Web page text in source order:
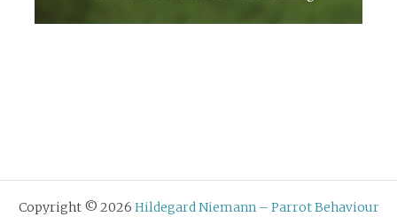
Copyright © 2026 Hildegard Niemann – Parrot Behaviour